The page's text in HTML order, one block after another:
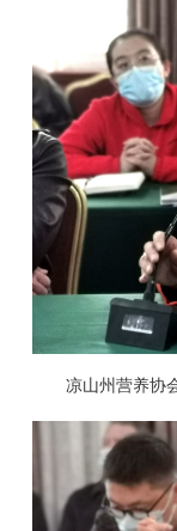
凉山州营养协